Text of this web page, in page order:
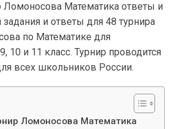
Ломоносова Математика ответы и
и ответы для 48 турнира
по Математике для
10 и 11 класс. Турнир проводится
всех школьников России.
Ломоносова Математика